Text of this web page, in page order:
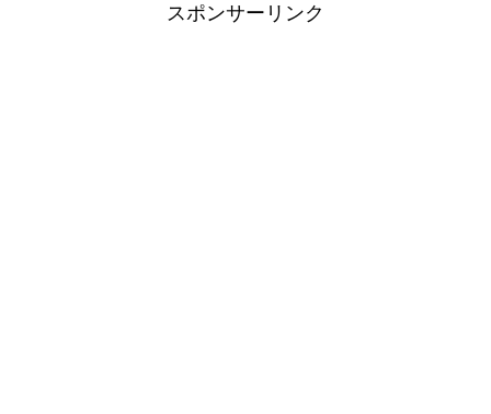
スポンサーリンク